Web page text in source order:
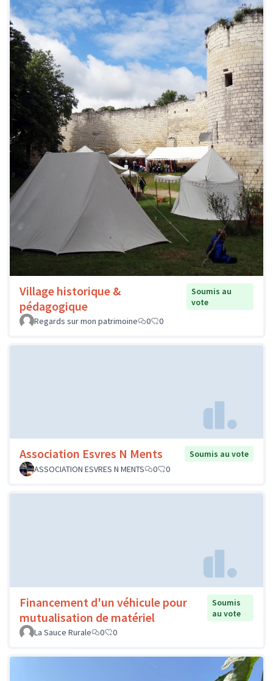
Village historique &
pédagogique
Soumis au
vote
Regards sur mon patrimoine
0 0
Association Esvres N Ments
Soumis au vote
ASSOCIATION ESVRES N MENTS
0 0
Financement d'un véhicule pour
mutualisation de matériel
Soumis
au vote
La Sauce Rurale
0 0